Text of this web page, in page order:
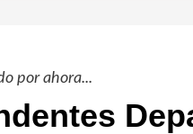
por ahora...